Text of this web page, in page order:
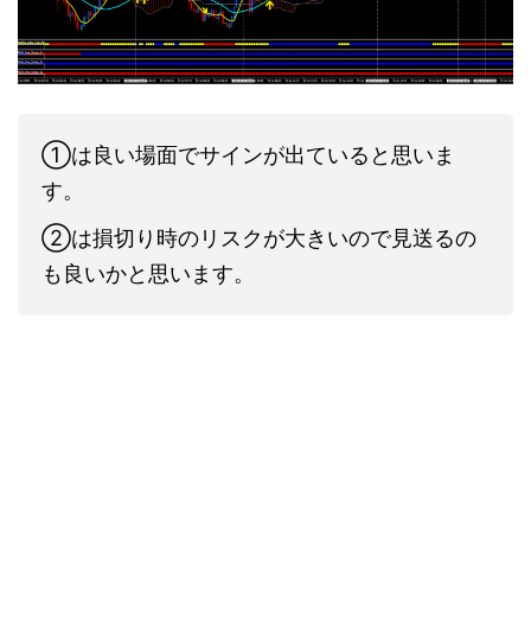
①は良い場面でサインが出ていると思いま
す。
②は損切り時のリスクが大きいので見送るの
も良いかと思います。